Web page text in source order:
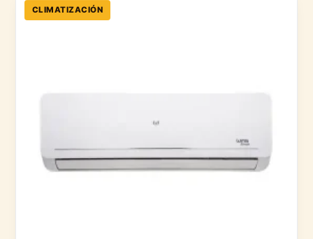
CLIMATIZACIÓN